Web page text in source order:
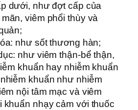
dưới, như đợt cấp của
viêm phổi thùy và
như sốt thương hàn;
như viêm thận-bể thận,
khuẩn hay nhiễm khuẩn
khuẩn như nhiễm
nội tâm mạc và viêm
khuẩn nhạy cảm với thuốc